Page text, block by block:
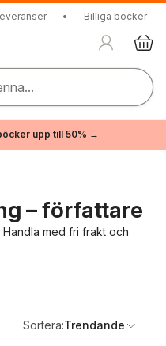
• Billiga böcker
upp till 50% →
– författare
med fri frakt och
Sortera:Trendande